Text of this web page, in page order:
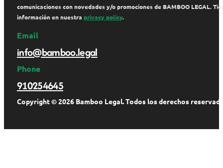
comunicaciones con novedades y/o promociones de BAMBOO LEGAL.
información en nuestra privacy policy.
Email
info@bamboo.legal
Phone
910254645
Copyright © 2026 Bamboo Legal. Todos los derechos